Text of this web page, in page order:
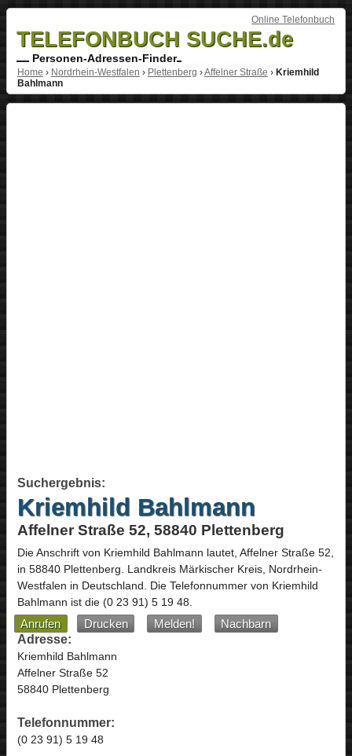
Online Telefonbuch
TELEFONBUCH SUCHE.de
Personen-Adressen-Finder
Home › Nordrhein-Westfalen › Plettenberg ›Affelner Straße › Kriemhild
Bahlmann
Suchergebnis:
Kriemhild Bahlmann
Affelner Straße 52, 58840 Plettenberg
Die Anschrift von Kriemhild Bahlmann lautet, Affelner Straße 52,
in 58840 Plettenberg. Landkreis Märkischer Kreis, Nordrhein-
Westfalen in Deutschland. Die Telefonnummer von Kriemhild
Bahlmann ist die (0 23 91) 5 19 48.
Anrufen Drucken Melden!
Nachbarn
Adresse:
Kriemhild Bahlmann
Affelner Straße 52
58840 Plettenberg
Telefonnummer:
(0 23 91) 5 19 48